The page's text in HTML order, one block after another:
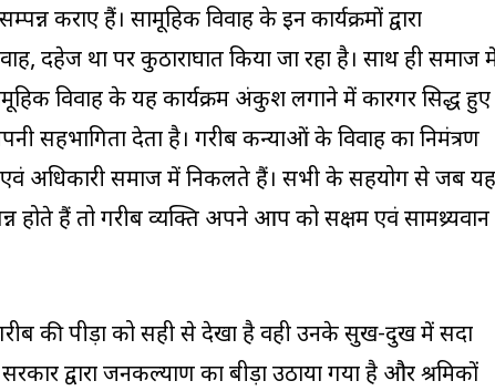
कराए हैं। सामूहिक विवाह के इन कार्यक्रमों द्वारा
दहेज प्रथा पर कुठाराघात किया जा रहा है। साथ ही समाज
विवाह के यह कार्यक्रम अंकुश लगाने में कारगर सिद्ध हुए
सहभागिता देता है। गरीब कन्याओं के विवाह का निमंत्रण
एवं अधिकारी समाज में निकलते हैं। सभी के सहयोग से जब यह
होते हैं तो गरीब व्यक्ति अपने आप को सक्षम एवं सामथ्र्यवान
की पीड़ा को सही से देखा है वही उनके सुख-दुख में सदा
द्वारा जनकल्याण का बीड़ा उठाया गया है और श्रमिकों